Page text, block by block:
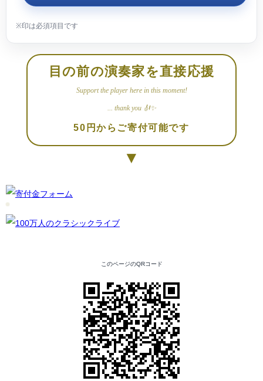
目の前の演奏家を直接応援
Support the player here in this moment!
... thank you 🎻✨
50円からご寄付可能です
▼
このページのQRコード